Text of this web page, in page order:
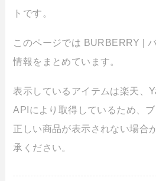
トです。
このページでは BURBERRY |
情報をまとめています。
表示しているアイテムは楽天、
APIにより取得しているため、
正しい商品が表示されない場合
承ください。